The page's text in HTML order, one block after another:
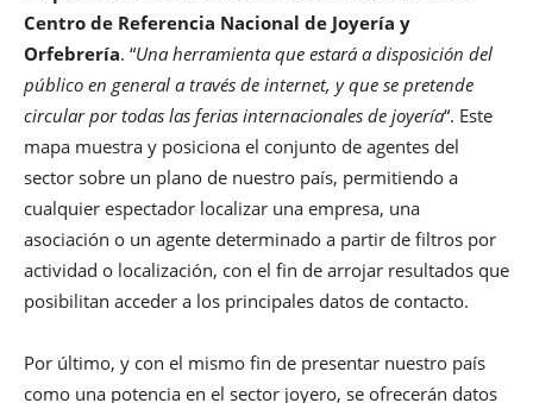
Centro de Referencia Nacional de Joyería y
Orfebrería. “Una herramienta que estará a disposición del
público en general a través de internet, y que se pretende
circular por todas las ferias internacionales de joyería“. Este
mapa muestra y posiciona el conjunto de agentes del
sector sobre un plano de nuestro país, permitiendo a
cualquier espectador localizar una empresa, una
asociación o un agente determinado a partir de filtros por
actividad o localización, con el fin de arrojar resultados que
posibilitan acceder a los principales datos de contacto.
Por último, y con el mismo fin de presentar nuestro país
como una potencia en el sector joyero, se ofrecerán datos